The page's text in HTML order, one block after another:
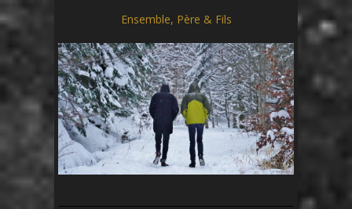
Ensemble, Père & Fils